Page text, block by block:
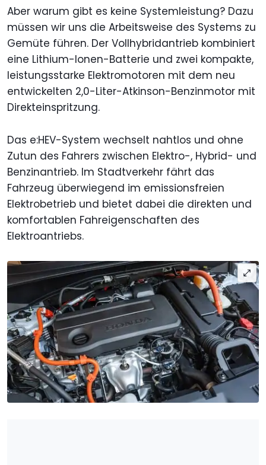
Aber warum gibt es keine Systemleistung? Dazu
müssen wir uns die Arbeitsweise des Systems zu
Gemüte führen. Der Vollhybridantrieb kombiniert
eine Lithium-Ionen-Batterie und zwei kompakte,
leistungsstarke Elektromotoren mit dem neu
entwickelten 2,0-Liter-Atkinson-Benzinmotor mit
Direkteinspritzung.
Das e:HEV-System wechselt nahtlos und ohne
Zutun des Fahrers zwischen Elektro-, Hybrid- und
Benzinantrieb. Im Stadtverkehr fährt das
Fahrzeug überwiegend im emissionsfreien
Elektrobetrieb und bietet dabei die direkten und
komfortablen Fahreigenschaften des
Elektroantriebs.